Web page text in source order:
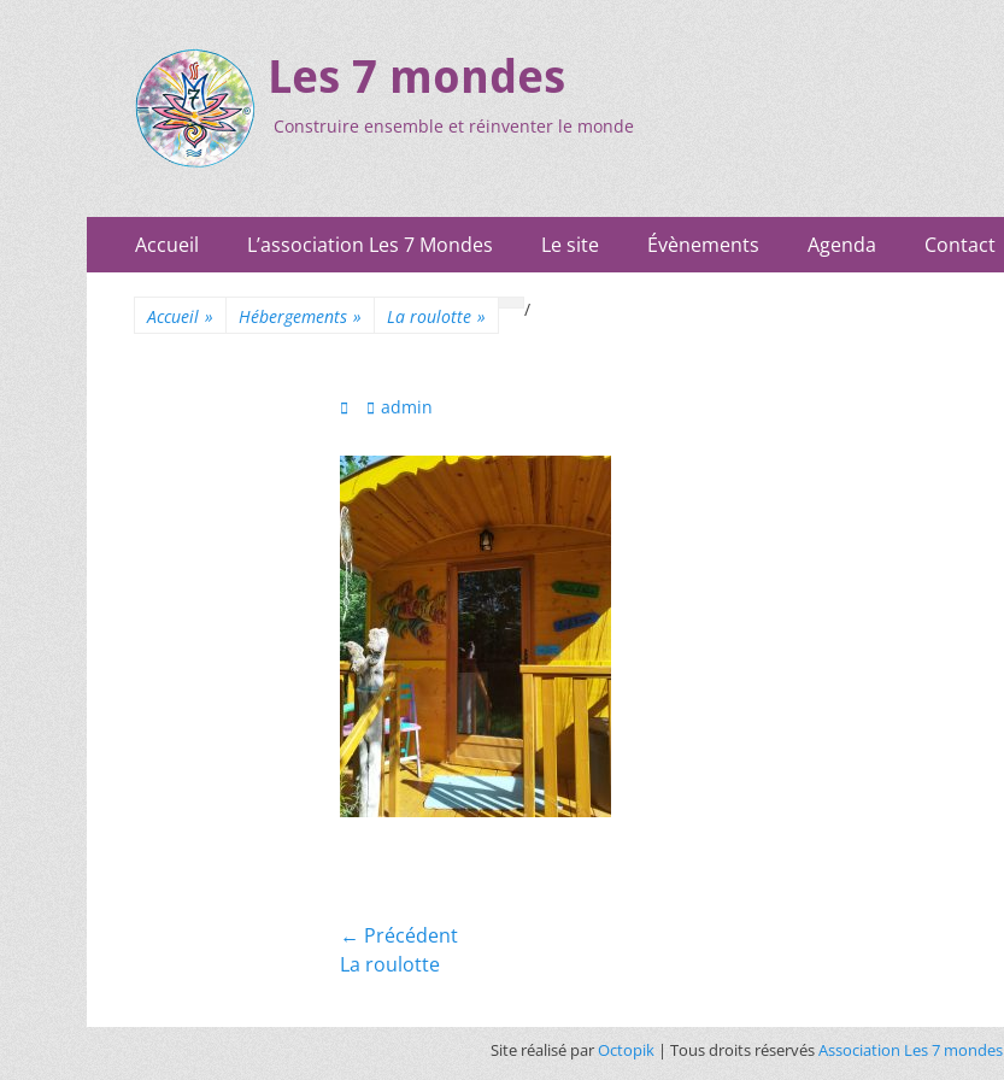
Les 7 mondes
Construire ensemble et réinventer le monde
Accueil L’association Les 7 Mondes Le site Évènements Agenda Contact
Accueil » Hébergements » /
La roulotte »
admin
← Précédent
La roulotte
Site réalisé parOctopik| Tous droits réservésAssociation Les 7 mondes